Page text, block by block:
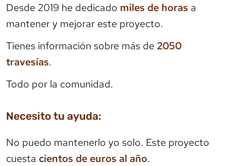
Desde 2019 he dedicado miles de horas a
mantener y mejorar este proyecto.
Tienes información sobre más de 2050
travesías.
Todo por la comunidad.
Necesito tu ayuda:
No puedo mantenerlo yo solo. Este proyecto
cuesta cientos de euros al año.